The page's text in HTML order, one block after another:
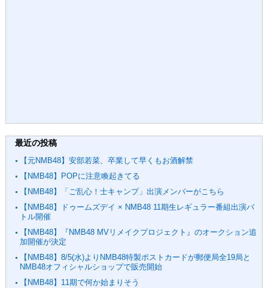
最近の投稿
【元NMB48】安部若菜、卒業して早くもお酒解禁
【NMB48】POPに注意喚起きてる
【NMB48】「ご乱心！士キャンプ」出演メンバーがこちら
【NMB48】ドゥームズデイ × NMB48 11期生レギュラー番組出演バ
トル開催
【NMB48】『NMB48 MVリメイクプロジェクト』のオークション追
加開催が決定
【NMB48】8/5(水)よりNMB48特製ポストカードが郵便局全19局と
NMB48オフィシャルショップで販売開始
【NMB48】11期で何か始まりそう